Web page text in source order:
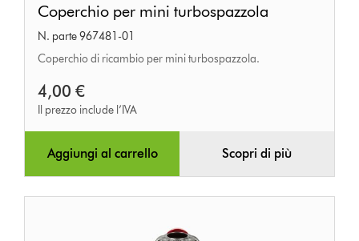
per
mini
turbospazzola
Coperchio per mini turbospazzola
N. parte 967481-01
Coperchio di ricambio per mini turbospazzola.
4,00 €
Il prezzo include l’IVA
Aggiungi al carrello Scopri di più